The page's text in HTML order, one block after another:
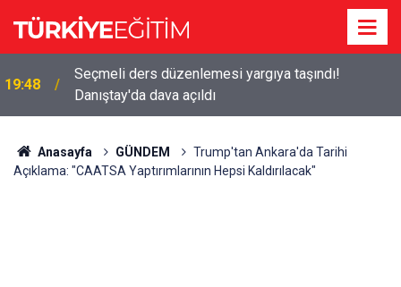
19:48
Seçmeli ders düzenlemesi yargıya taşındı!
Danıştay'da dava açıldı
Anasayfa GÜNDEM
Trump'tan Ankara'da Tarihi
Açıklama: "CAATSA Yaptırımlarının Hepsi Kaldırılacak"